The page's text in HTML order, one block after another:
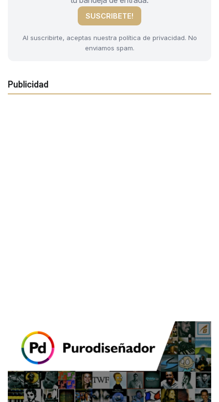
SUSCRIBETE!
Al suscribirte, aceptas nuestra política de privacidad. No
enviamos spam.
Publicidad